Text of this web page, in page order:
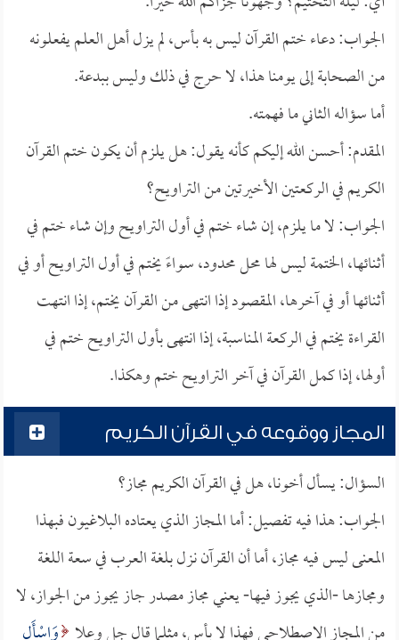
الجواب: دعاء ختم القرآن ليس به بأس، لم يزل أهل العلم يفعلونه
من الصحابة إلى يومنا هذا، لا حرج في ذلك وليس ببدعة.
أما سؤاله الثاني ما فهمته.
المقدم: أحسن الله إليكم كأنه يقول: هل يلزم أن يكون ختم القرآن
الكريم في الركعتين الأخيرتين من التراويح؟
الجواب: لا ما يلزم، إن شاء ختم في أول التراويح وإن شاء ختم في
أثنائها، الختمة ليس لها محل محدود، سواءً يختم في أول التراويح أو في
أثنائها أو في آخرها، المقصود إذا انتهى من القرآن يختم، إذا انتهت
القراءة يختم في الركعة المناسبة، إذا انتهى بأول التراويح ختم في
أولها، إذا كمل القرآن في آخر التراويح ختم وهكذا.
المجاز ووقوعه في القرآن الكريم
السؤال: يسأل أخونا، هل في القرآن الكريم مجاز؟
الجواب: هذا فيه تفصيل: أما المجاز الذي يعتاده البلاغيون فبهذا
المعنى ليس فيه مجاز، أما أن القرآن نزل بلغة العرب في سعة اللغة
ومجازها -الذي يجوز فيها- يعني مجاز مصدر جاز يجوز من الجواز، لا